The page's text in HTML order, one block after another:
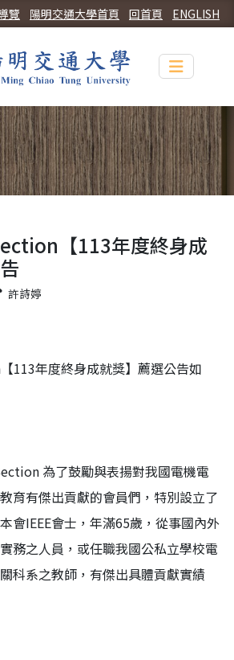
ENGLISH
回首頁
陽明交通大學首頁
覽
Toggle
【113年度終身成
許詩婷
113年度終身成就獎】薦選公告如
為了鼓勵與表揚對我國電機電
育有傑出貢獻的會員們，特別設立了
會IEEE會士，年滿65歲，從事國內外
務之人員，或任職我國公私立學校電
科系之教師，有傑出具體貢獻實績